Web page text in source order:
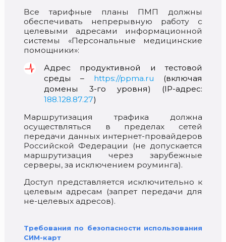
Все тарифные планы ПМП должны
обеспечивать непрерывную работу с
целевыми адресами информационной
системы «Персональные медицинские
помощники»:
Адрес продуктивной и тестовой
среды – https://ppma.ru (включая
домены 3-го уровня) (IP-адрес:
188.128.87.27)
Маршрутизация трафика должна
осуществляться в пределах сетей
передачи данных интернет-провайдеров
Российской Федерации (не допускается
маршрутизация через зарубежные
серверы, за исключением роуминга).
Доступ представляется исключительно к
целевым адресам (запрет передачи для
не-целевых адресов).
Требования по безопасности использования
СИМ-карт